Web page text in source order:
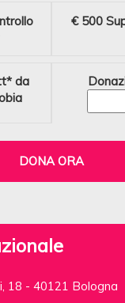
€ 500
da
DONA ORA
18 - 40121 Bologna